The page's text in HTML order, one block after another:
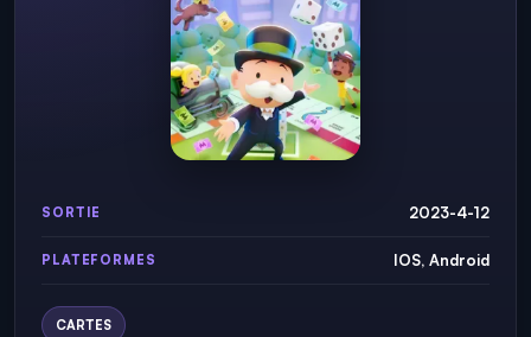
SORTIE 2023-4-12
PLATEFORMES IOS, Android
CARTES